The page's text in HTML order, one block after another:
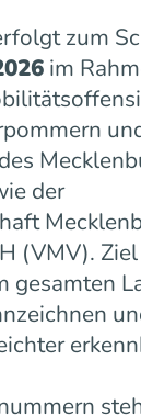
zum
im
der
(VMV).
gesamten